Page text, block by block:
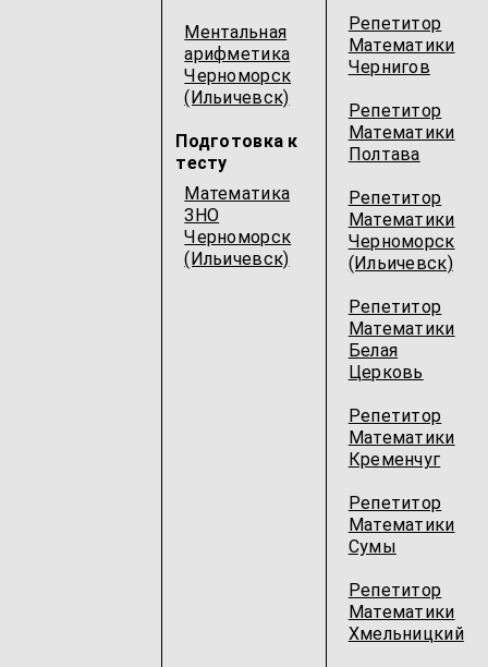
Ментальная
арифметика
Черноморск
(Ильичевск)
Подготовка к
тесту
Математика
ЗНО
Черноморск
(Ильичевск)
Репетитор
Математики
Чернигов
Репетитор
Математики
Полтава
Репетитор
Математики
Черноморск
(Ильичевск)
Репетитор
Математики
Белая
Церковь
Репетитор
Математики
Кременчуг
Репетитор
Математики
Сумы
Репетитор
Математики
Хмельницкий